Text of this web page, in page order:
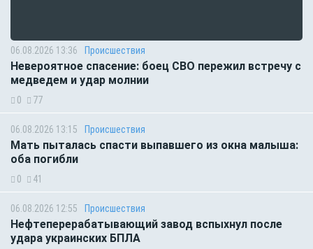
06.08.2026 13:36 Происшествия
Невероятное спасение: боец СВО пережил встречу с
медведем и удар молнии
0 77
06.08.2026 13:15 Происшествия
Мать пыталась спасти выпавшего из окна малыша:
оба погибли
0 41
06.08.2026 12:55 Происшествия
Нефтеперерабатывающий завод вспыхнул после
удара украинских БПЛА